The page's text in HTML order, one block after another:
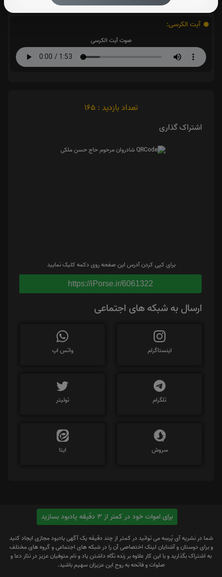
آیت الکرسی:
صوت آیت الکرسی
تعداد بازدید : 165
اشتراک گذاری
برای کپی کردن آدرس این صفحه روی دکمه کلیک نمایید
https://iPorse.ir/6061322
ارسال به شبکه های اجتماعی
اینستاگرام واتس اپ
تلگرام توئیتر
سروش ایتا
برای اموات خود در کمتر از 3 دقیقه یادبود بسازید
شما در نشریه آی پُرسِه می توانید در کمتر از چند دقیقه یک آگهی یادبود مجازی ایجاد کنید
و برای دوستان و آشنایان لینک اختصاصی آن را در شبکه های اجتماعی و گروه های مختلف
به اشتراک بگذارید و با این کار علاوه بر زنده نگاه داشتن یاد و نام متوفیان عزیز در نثار دعا و
صلوات و فاتحه به روح این عزیزان سهیم باشید.